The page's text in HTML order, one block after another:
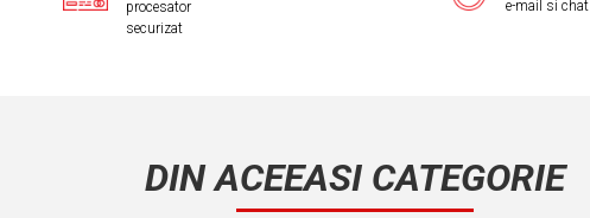
procesator
securizat
e-mail si chat
DIN ACEEASI CATEGORIE